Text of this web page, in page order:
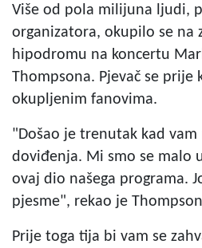
Više od pola milijuna ljudi,
organizatora, okupilo se na
hipodromu na koncertu
Thompsona. Pjevač se prije
okupljenim fanovima.
"Došao je trenutak kad vam
doviđenja. Mi smo se malo
ovaj dio našega programa.
pjesme", rekao je
Prije toga tija bi vam se